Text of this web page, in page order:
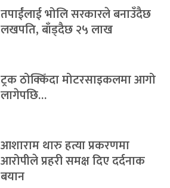
तपाईंलाई भोलि सरकारले बनाउँदैछ
लखपति, बाँड्दैछ २५ लाख
ट्रक ठोक्किँदा मोटरसाइकलमा आगो
लागेपछि…
आशाराम थारु हत्या प्रकरणमा
आरोपीले प्रहरी समक्ष दिए दर्दनाक
बयान